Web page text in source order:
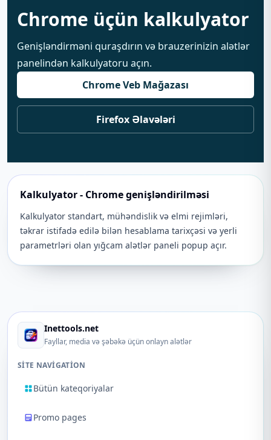
Chrome üçün kalkulyator
Genişləndirməni quraşdırın və brauzerinizin alətlər
panelindən kalkulyatoru açın.
Chrome Veb Mağazası
Firefox Əlavələri
Kalkulyator - Chrome genişləndirilməsi
Kalkulyator standart, mühəndislik və elmi rejimləri,
təkrar istifadə edilə bilən hesablama tarixçəsi və yerli
parametrləri olan yığcam alətlər paneli popup açır.
Inettools.net
Fayllar, media və şəbəkə üçün onlayn alətlər
SITE NAVIGATION
Bütün kateqoriyalar
Promo pages